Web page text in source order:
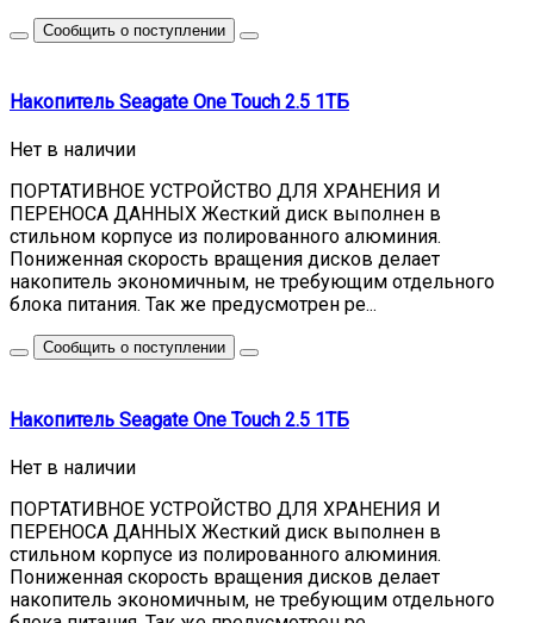
Сообщить о поступлении
Накопитель Seagate One Touch 2.5 1ТБ
Нет в наличии
ПОРТАТИВНОЕ УСТРОЙСТВО ДЛЯ ХРАНЕНИЯ И
ПЕРЕНОСА ДАННЫХ Жесткий диск выполнен в
стильном корпусе из полированного алюминия.
Пониженная скорость вращения дисков делает
накопитель экономичным, не требующим отдельного
блока питания. Так же предусмотрен ре...
Сообщить о поступлении
Накопитель Seagate One Touch 2.5 1ТБ
Нет в наличии
ПОРТАТИВНОЕ УСТРОЙСТВО ДЛЯ ХРАНЕНИЯ И
ПЕРЕНОСА ДАННЫХ Жесткий диск выполнен в
стильном корпусе из полированного алюминия.
Пониженная скорость вращения дисков делает
накопитель экономичным, не требующим отдельного